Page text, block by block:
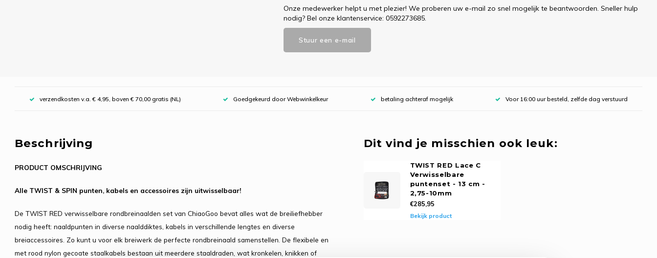
Onze medewerker helpt u met plezier! We proberen uw e-mail zo snel mogelijk te beantwoorden. Sneller hulp
nodig? Bel onze klantenservice: 0592273685.
Stuur een e-mail
verzendkosten v.a. € 4,95, boven € 70,00 gratis (NL) Goedgekeurd door Webwinkelkeur betaling achteraf mogelijk Voor 16:00 uur besteld, zelfde dag verstuurd
Beschrijving
PRODUCT OMSCHRIJVING
Alle TWIST & SPIN punten, kabels en accessoires zijn uitwisselbaar!
De TWIST RED verwisselbare rondbreinaalden set van ChiaoGoo bevat alles wat de breiliefhebber
nodig heeft: naaldpunten in diverse naalddiktes, kabels in verschillende lengtes en diverse
breiaccessoires. Zo kunt u voor elk breiwerk de perfecte rondbreinaald samenstellen. De flexibele en
met rood nylon gecoate staalkabels bestaan uit meerdere staaldraden, wat kronkelen, knikken of
Dit vind je misschien ook leuk:
TWIST RED Lace C
Verwisselbare
puntenset - 13 cm -
2,75-10mm
€285,95
Bekijk product